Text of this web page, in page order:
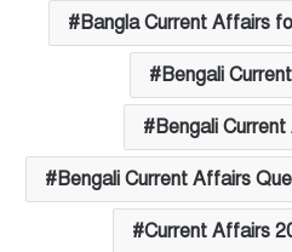
Bangla Current Affairs
Bengali
Bengali
Bengali Current Affairs
Current Affairs